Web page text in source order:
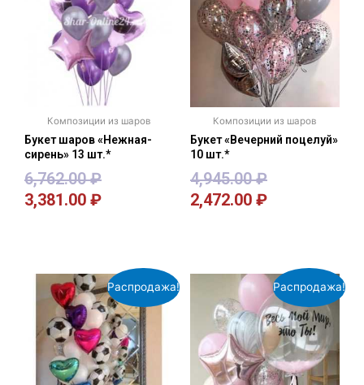
Композиции из шаров
Букет шаров «Нежная-
сирень» 13 шт.*
6,762.00₽
3,381.00 ₽
Композиции из шаров
Букет «Вечерний поцелуй»
10 шт.*
4,945.00₽
2,472.00 ₽
Распродажа! Распродажа!